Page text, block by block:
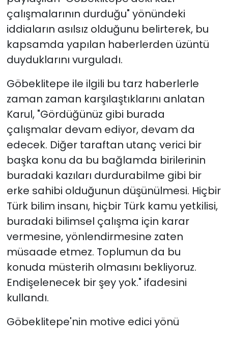
çalışmalarının durduğu" yönündeki
iddiaların asılsız olduğunu belirterek, bu
kapsamda yapılan haberlerden üzüntü
duyduklarını vurguladı.
Göbeklitepe ile ilgili bu tarz haberlerle
zaman zaman karşılaştıklarını anlatan
Karul, "Gördüğünüz gibi burada
çalışmalar devam ediyor, devam da
edecek. Diğer taraftan utanç verici bir
başka konu da bu bağlamda birilerinin
buradaki kazıları durdurabilme gibi bir
erke sahibi olduğunun düşünülmesi. Hiçbir
Türk bilim insanı, hiçbir Türk kamu yetkilisi,
buradaki bilimsel çalışma için karar
vermesine, yönlendirmesine zaten
müsaade etmez. Toplumun da bu
konuda müsterih olmasını bekliyoruz.
Endişelenecek bir şey yok." ifadesini
kullandı.
Göbeklitepe'nin motive edici yönü